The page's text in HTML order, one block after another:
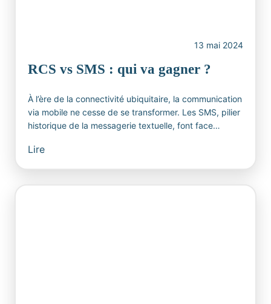
13 mai 2024
RCS vs SMS : qui va gagner ?
À l’ère de la connectivité ubiquitaire, la communication
via mobile ne cesse de se transformer. Les SMS, pilier
historique de la messagerie textuelle, font face…
Lire